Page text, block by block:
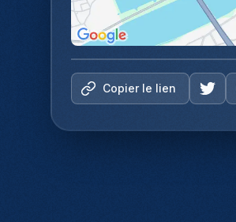
Copier le lien